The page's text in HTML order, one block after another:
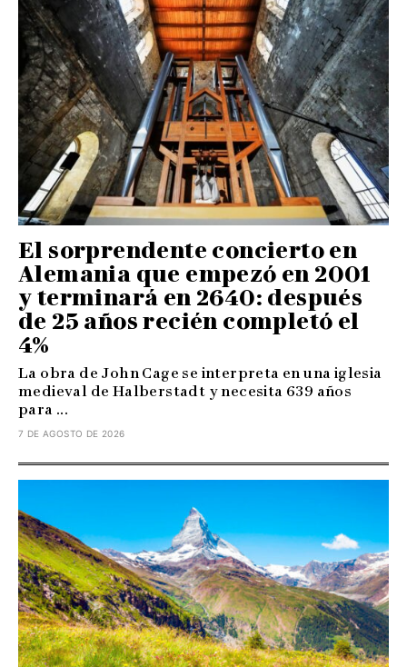
El sorprendente concierto en
Alemania que empezó en 2001
y terminará en 2640: después
de 25 años recién completó el
4%
La obra de John Cage se interpreta en una iglesia
medieval de Halberstadt y necesita 639 años
para ...
7 DE AGOSTO DE 2026